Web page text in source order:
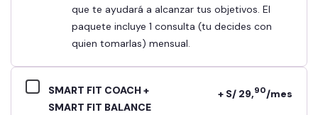
que te ayudará a alcanzar tus objetivos. El
paquete incluye 1 consulta (tu decides con
quien tomarlas) mensual.
SMART FIT COACH +
SMART FIT BALANCE
+ S/ 29,90/mes